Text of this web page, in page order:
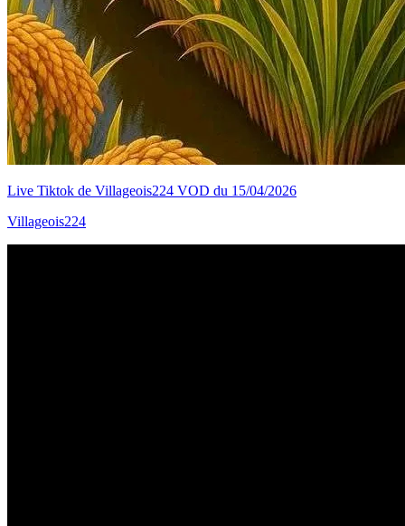
Live Tiktok de Villageois224 VOD du 15/04/2026
Villageois224